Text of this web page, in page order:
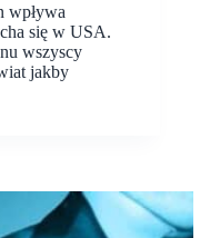
wpływa
się w USA.
wszyscy
jakby